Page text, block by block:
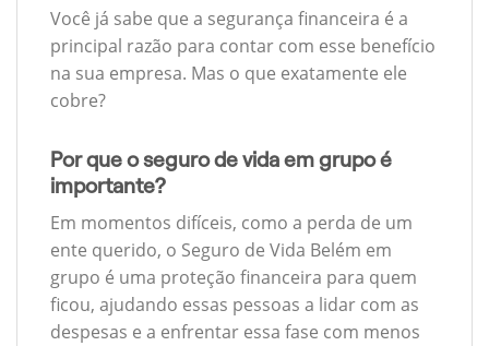
Você já sabe que a segurança financeira é a
principal razão para contar com esse benefício
na sua empresa. Mas o que exatamente ele
cobre?
Por que o seguro de vida em grupo é
importante?
Em momentos difíceis, como a perda de um
ente querido, o Seguro de Vida Belém em
grupo é uma proteção financeira para quem
ficou, ajudando essas pessoas a lidar com as
despesas e a enfrentar essa fase com menos